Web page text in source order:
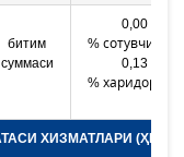
битим
суммаси
0,00
% сотувчидан,
0,13
% харидордан
ХИЗМАТЛАРИ (ҲККП)